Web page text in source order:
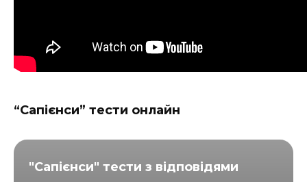
“Сапієнси” тести онлайн
"Сапієнси" тести з відповідями